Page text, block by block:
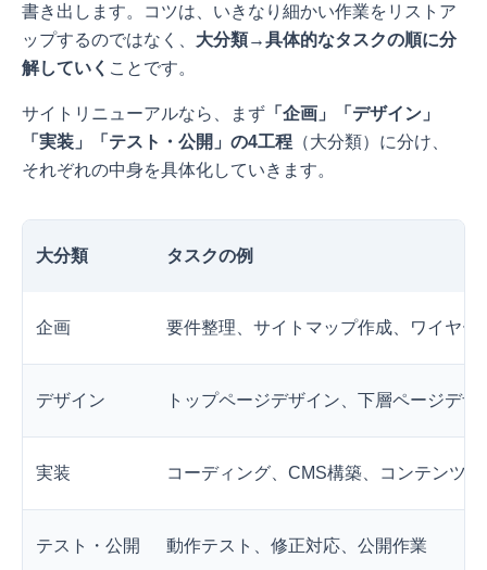
書き出します。コツは、いきなり細かい作業をリストア
ップするのではなく、 大分類→具体的なタスクの順に分
解していく ことです。
サイトリニューアルなら、まず 「企画」「デザイン」
「実装」「テスト・公開」の4工程 （大分類）に分け、
それぞれの中身を具体化していきます。
大分類 タスクの例
企画 要件整理、サイトマップ作成、ワイヤー
デザイン トップページデザイン、下層ページデ
実装 コーディング、CMS構築、コンテンツ入
テスト・公開 動作テスト、修正対応、公開作業